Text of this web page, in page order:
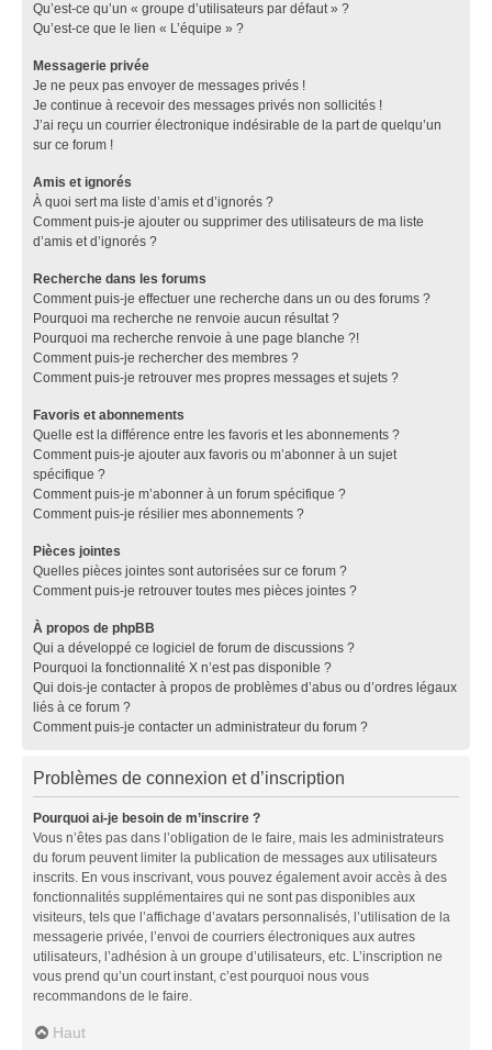
Qu’est-ce qu’un « groupe d’utilisateurs par défaut » ?
Qu’est-ce que le lien « L’équipe » ?
Messagerie privée
Je ne peux pas envoyer de messages privés !
Je continue à recevoir des messages privés non sollicités !
J’ai reçu un courrier électronique indésirable de la part de quelqu’un
sur ce forum !
Amis et ignorés
À quoi sert ma liste d’amis et d’ignorés ?
Comment puis-je ajouter ou supprimer des utilisateurs de ma liste
d’amis et d’ignorés ?
Recherche dans les forums
Comment puis-je effectuer une recherche dans un ou des forums ?
Pourquoi ma recherche ne renvoie aucun résultat ?
Pourquoi ma recherche renvoie à une page blanche ?!
Comment puis-je rechercher des membres ?
Comment puis-je retrouver mes propres messages et sujets ?
Favoris et abonnements
Quelle est la différence entre les favoris et les abonnements ?
Comment puis-je ajouter aux favoris ou m’abonner à un sujet
spécifique ?
Comment puis-je m’abonner à un forum spécifique ?
Comment puis-je résilier mes abonnements ?
Pièces jointes
Quelles pièces jointes sont autorisées sur ce forum ?
Comment puis-je retrouver toutes mes pièces jointes ?
À propos de phpBB
Qui a développé ce logiciel de forum de discussions ?
Pourquoi la fonctionnalité X n’est pas disponible ?
Qui dois-je contacter à propos de problèmes d’abus ou d’ordres légaux
liés à ce forum ?
Comment puis-je contacter un administrateur du forum ?
Problèmes de connexion et d’inscription
Pourquoi ai-je besoin de m’inscrire ?
Vous n’êtes pas dans l’obligation de le faire, mais les administrateurs
du forum peuvent limiter la publication de messages aux utilisateurs
inscrits. En vous inscrivant, vous pouvez également avoir accès à des
fonctionnalités supplémentaires qui ne sont pas disponibles aux
visiteurs, tels que l’affichage d’avatars personnalisés, l’utilisation de la
messagerie privée, l’envoi de courriers électroniques aux autres
utilisateurs, l’adhésion à un groupe d’utilisateurs, etc. L’inscription ne
vous prend qu’un court instant, c’est pourquoi nous vous
recommandons de le faire.
Haut